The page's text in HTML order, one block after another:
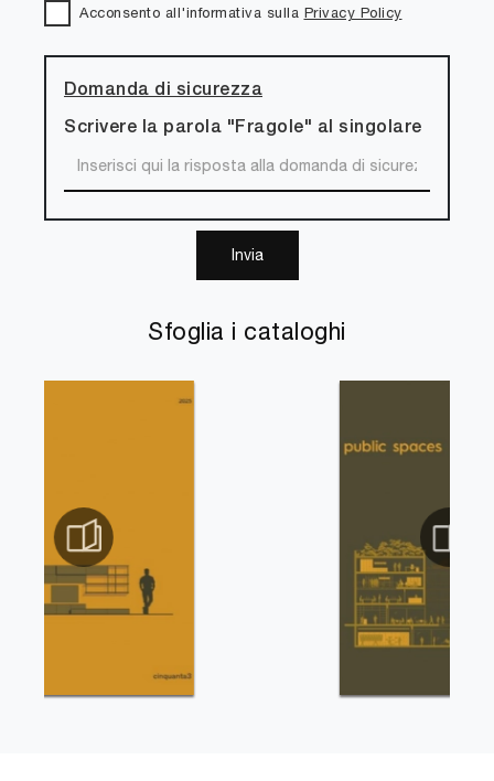
Sfoglia i cataloghi
Acconsento all'informativa sulla Privacy Policy
Domanda di sicurezza
Scrivere la parola "Fragole" al singolare
Invia